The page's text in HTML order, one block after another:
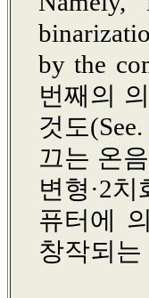
by the
번째의
것도
끄는 온
변형·2
퓨터에
창작되는